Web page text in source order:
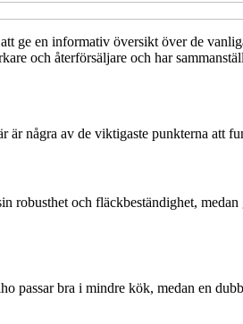
ge en informativ översikt över de
och återförsäljare och har
några av de viktigaste punkterna att
och fläckbeständighet,
passar bra i mindre kök, medan en